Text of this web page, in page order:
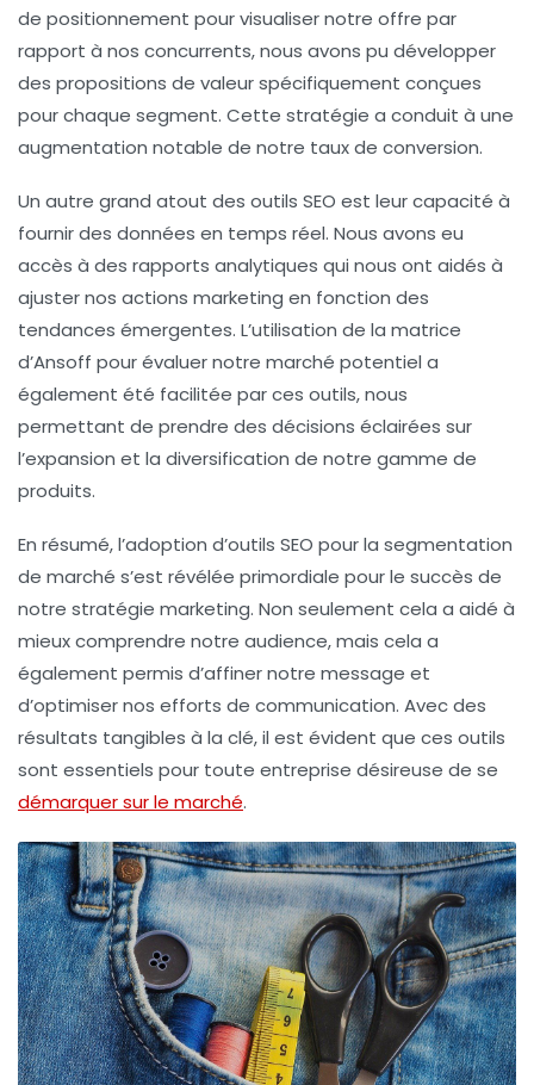
de positionnement pour visualiser notre offre par
rapport à nos concurrents, nous avons pu développer
des propositions de valeur spécifiquement conçues
pour chaque segment. Cette stratégie a conduit à une
augmentation notable de notre taux de conversion.
Un autre grand atout des outils SEO est leur capacité à
fournir des données en temps réel. Nous avons eu
accès à des rapports analytiques qui nous ont aidés à
ajuster nos actions marketing en fonction des
tendances émergentes. L’utilisation de la matrice
d’Ansoff pour évaluer notre marché potentiel a
également été facilitée par ces outils, nous
permettant de prendre des décisions éclairées sur
l’expansion et la diversification de notre gamme de
produits.
En résumé, l’adoption d’outils SEO pour la segmentation
de marché s’est révélée primordiale pour le succès de
notre stratégie marketing. Non seulement cela a aidé à
mieux comprendre notre audience, mais cela a
également permis d’affiner notre message et
d’optimiser nos efforts de communication. Avec des
résultats tangibles à la clé, il est évident que ces outils
sont essentiels pour toute entreprise désireuse de se
démarquer sur le marché.